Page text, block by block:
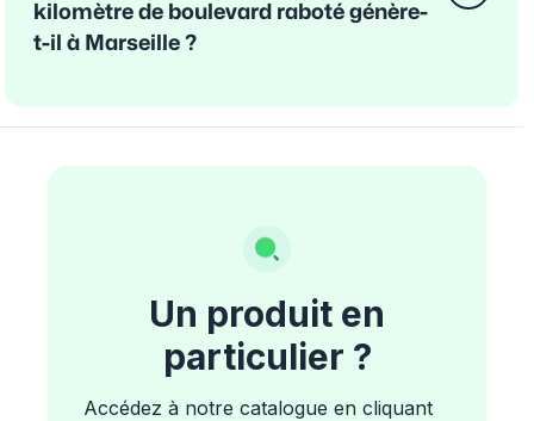
kilomètre de boulevard raboté génère-
t-il à Marseille ?
Un produit en
particulier ?
Accédez à notre catalogue en cliquant